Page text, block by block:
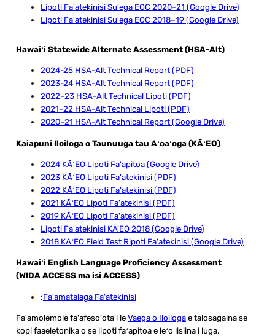
Lipoti Fa'atekinisi Su'ega EOC 2020–21 (Google Drive)
Lipoti Fa'atekinisi Su'ega EOC 2018–19 (Google Drive)
Hawaiʻi Statewide Alternate Assessment (HSA-Alt)
​2024-25 HSA-Alt Technical Report (PDF)
2023-24 HSA-Alt Technical Report (PDF)
2022–23 HSA-Alt Technical Lipoti (PDF)
2021–22 HSA-Alt Technical Lipoti (PDF)
2020–21 HSA-Alt Technical Report (Google Drive)
​Kaiapuni Iloiloga o Taunuuga tau Aʻoaʻoga (KĀʻEO)​ ​
2024 KĀʻEO Lipoti Fa'apitoa (Google Drive)
2023 KĀʻEO Lipoti Fa'atekinisi (PDF)
2022 KĀʻEO Lipoti Fa'atekinisi (PDF)
2021 KĀʻEO Lipoti Fa'atekinisi (PDF)
2019 KĀʻEO Lipoti Fa'atekinisi (PDF)
Lipoti Fa'atekinisi KĀ'EO 2018 (Google Drive)
2018 KĀʻEO Field Test Ripoti Fa'atekinisi (Google Drive)
​Hawaiʻi English Language Proficiency Assessment
(WIDA ACCESS ma isi ACCESS)
;Fa'amatalaga Fa'atekinisi
Fa'amolemole fa'afeso'ota'i le Vaega o Iloilogae talosagaina se
kopi faaeletonika o se lipoti faʻapitoa e leʻo lisiina i luga.